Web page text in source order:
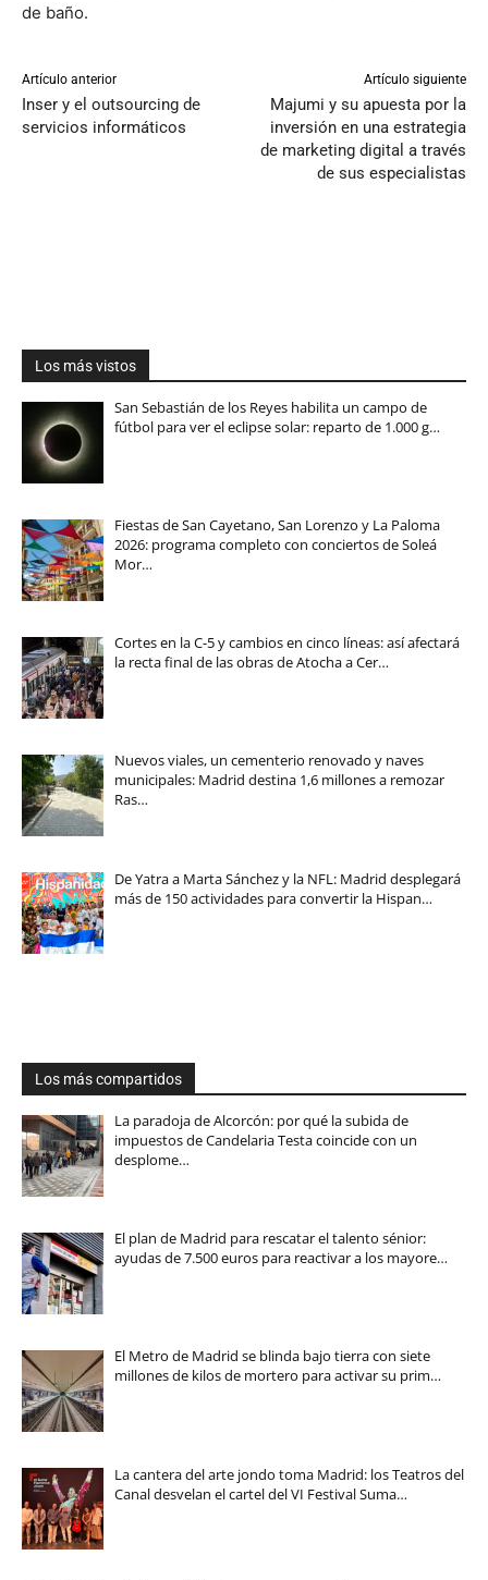
de baño.
Artículo anterior
Inser y el outsourcing de
servicios informáticos
Artículo siguiente
Majumi y su apuesta por la
inversión en una estrategia
de marketing digital a través
de sus especialistas
Los más vistos
San Sebastián de los Reyes habilita un campo de
fútbol para ver el eclipse solar: reparto de 1.000 g…
Fiestas de San Cayetano, San Lorenzo y La Paloma
2026: programa completo con conciertos de Soleá
Mor…
Cortes en la C-5 y cambios en cinco líneas: así afectará
la recta final de las obras de Atocha a Cer…
Nuevos viales, un cementerio renovado y naves
municipales: Madrid destina 1,6 millones a remozar
Ras…
De Yatra a Marta Sánchez y la NFL: Madrid desplegará
más de 150 actividades para convertir la Hispan…
Los más compartidos
La paradoja de Alcorcón: por qué la subida de
impuestos de Candelaria Testa coincide con un
desplome…
El plan de Madrid para rescatar el talento sénior:
ayudas de 7.500 euros para reactivar a los mayore…
El Metro de Madrid se blinda bajo tierra con siete
millones de kilos de mortero para activar su prim…
La cantera del arte jondo toma Madrid: los Teatros del
Canal desvelan el cartel del VI Festival Suma…